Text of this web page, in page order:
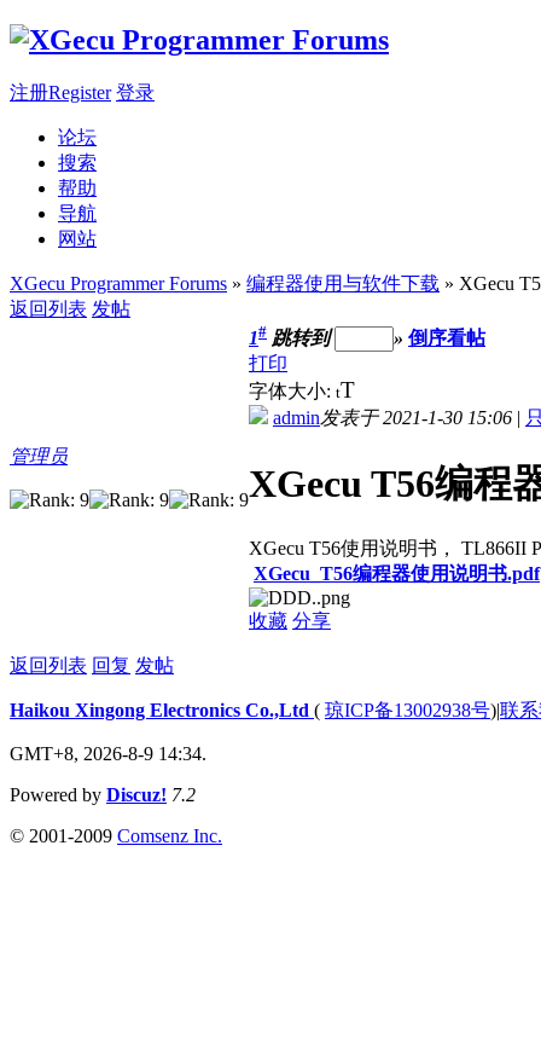
注册Register 登录
论坛
搜索
帮助
导航
网站
XGecu Programmer Forums » 编程器使用与软件下载 » XGecu
返回列表 发帖
管理员
1# 跳转到 » 倒序看帖
打印
字体大小: tT
admin发表于 2021-1-30 15:06 |
XGecu T56编程
XGecu T56使用说明书， TL866II
XGecu_T56编程器使用说明书.pdf
收藏 分享
返回列表 回复 发帖
Haikou Xingong Electronics Co.,Ltd ( 琼ICP备13002938号)|联
GMT+8, 2026-8-9 14:34.
Powered by Discuz! 7.2
© 2001-2009 Comsenz Inc.